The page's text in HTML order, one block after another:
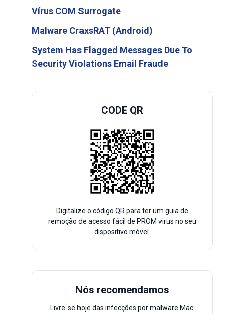
Vírus COM Surrogate
Malware CraxsRAT (Android)
System Has Flagged Messages Due To
Security Violations Email Fraude
CODE QR
Digitalize o código QR para ter um guia de
remoção de acesso fácil de PROM virus no seu
dispositivo móvel.
Nós recomendamos
Livre-se hoje das infecções por malware Mac: